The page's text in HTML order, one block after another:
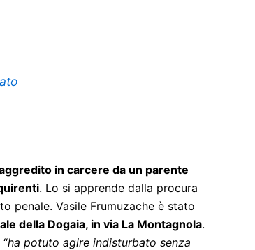
in carcere da un parente
. Lo si apprende dalla procura
penale. Vasile Frumuzache è stato
della Dogaia, in via La Montagnola.
ha potuto agire indisturbato senza